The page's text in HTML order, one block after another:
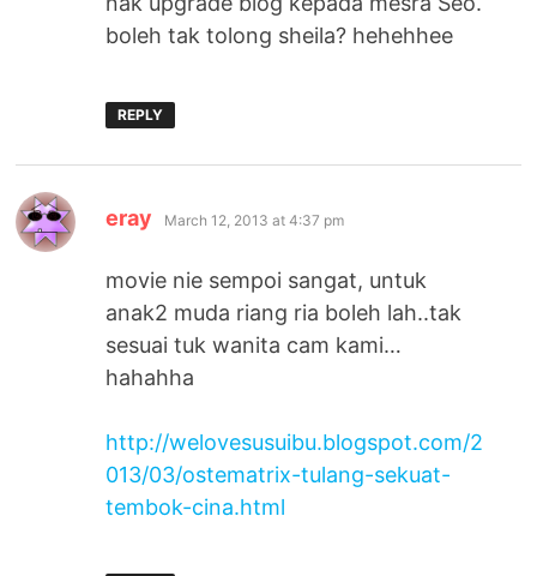
boleh tak tolong sheila? hehehhee
REPLY
eray says:
March 12, 2013 at 4:37 pm
movie nie sempoi sangat, untuk
anak2 muda riang ria boleh lah..tak
sesuai tuk wanita cam kami…
hahahha
http://welovesusuibu.blogspot.com/2
013/03/ostematrix-tulang-sekuat-
tembok-cina.html